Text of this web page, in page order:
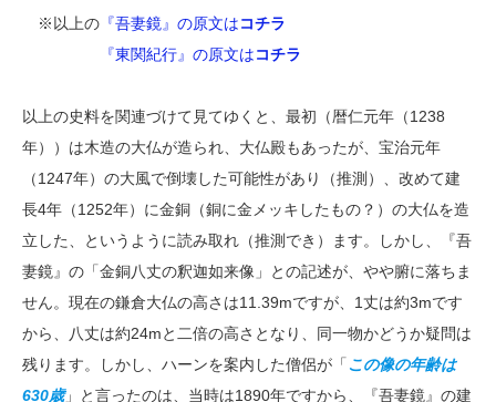
※以上の 『吾妻鏡』の原文はコチラ
『東関紀行』の原文はコチラ
以上の史料を関連づけて見てゆくと、最初（暦仁元年（1238
年））は木造の大仏が造られ、大仏殿もあったが、宝治元年
（1247年）の大風で倒壊した可能性があり（推測）、改めて建
長4年（1252年）に金銅（銅に金メッキしたもの？）の大仏を造
立した、というように読み取れ（推測でき）ます。しかし、『吾
妻鏡』の「金銅八丈の釈迦如来像」との記述が、やや腑に落ちま
せん。現在の鎌倉大仏の高さは11.39mですが、1丈は約3mです
から、八丈は約24mと二倍の高さとなり、同一物かどうか疑問は
残ります。しかし、ハーンを案内した僧侶が「 この像の年齢は
630歳」と言ったのは、当時は1890年ですから、『吾妻鏡』の建